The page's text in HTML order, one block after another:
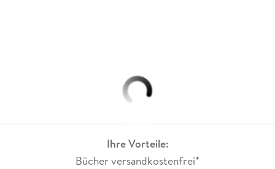
Ihre Vorteile:
Bücher versandkostenfrei*